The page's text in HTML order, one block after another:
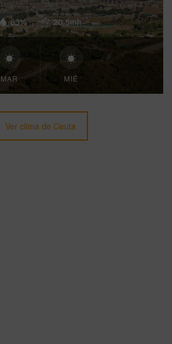
63% 20.5mh
MAR MIÉ
Ver clima de Ceuta